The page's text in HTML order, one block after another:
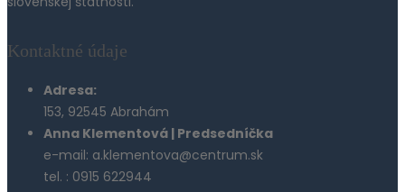
Kontaktné údaje
Adresa:
153, 92545 Abrahám
Anna Klementová | Predsedníčka
e-mail: a.klementova@centrum.sk
tel. : 0915 622944